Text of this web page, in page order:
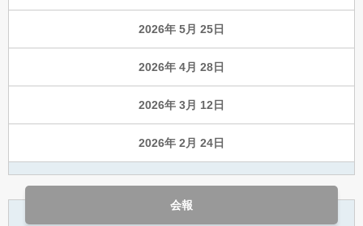
2026年 5月 25日
2026年 4月 28日
2026年 3月 12日
2026年 2月 24日
会報